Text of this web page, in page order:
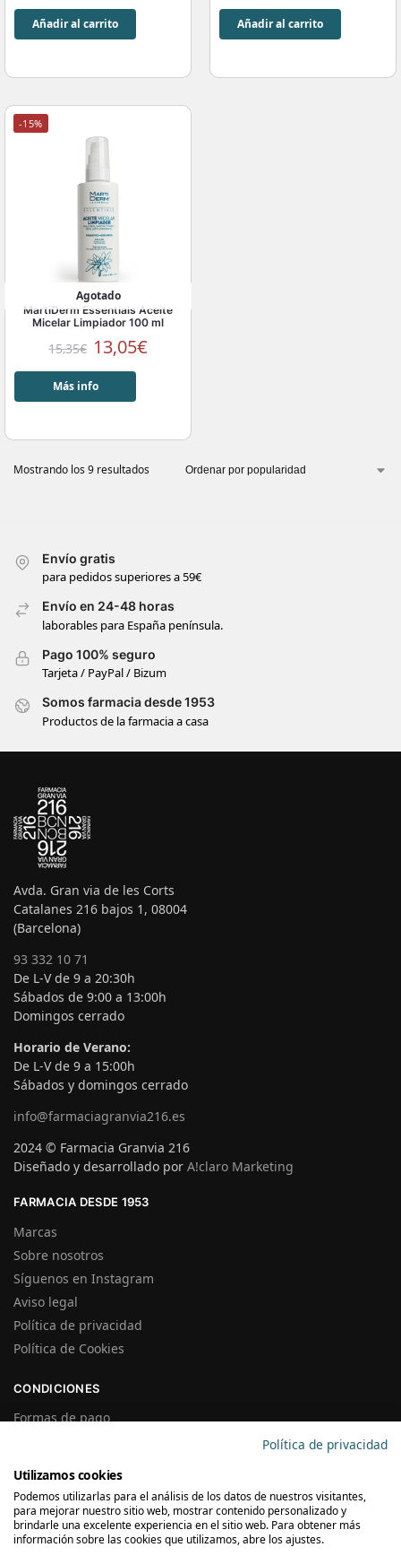
Añadir al carrito Añadir al carrito
-15%
Agotado
MartiDerm Essentials Aceite
Micelar Limpiador 100 ml
15,35€ 13,05€
Más info
Mostrando los 9 resultados
Envío gratis
para pedidos superiores a 59€
Envío en 24-48 horas
laborables para España península.
Pago 100% seguro
Tarjeta / PayPal / Bizum
Somos farmacia desde 1953
Productos de la farmacia a casa
Avda. Gran via de les Corts
Catalanes 216 bajos 1, 08004
(Barcelona)
93 332 10 71
De L-V de 9 a 20:30h
Sábados de 9:00 a 13:00h
Domingos cerrado
Horario de Verano:
De L-V de 9 a 15:00h
Sábados y domingos cerrado
info@farmaciagranvia216.es
2024 © Farmacia Granvia 216
Diseñado y desarrollado por A!claro Marketing
FARMACIA DESDE 1953
Marcas
Sobre nosotros
Síguenos en Instagram
Aviso legal
Política de privacidad
Política de Cookies
CONDICIONES
Formas de pago
Precios y Disponibilidad
Garantías y Devoluciones
SUSCRÍBETE A LA NEWSLETTER
Política de privacidad
Utilizamos cookies
Podemos utilizarlas para el análisis de los datos de nuestros visitantes,
para mejorar nuestro sitio web, mostrar contenido personalizado y
brindarle una excelente experiencia en el sitio web. Para obtener más
información sobre las cookies que utilizamos, abre los ajustes.